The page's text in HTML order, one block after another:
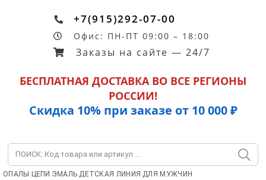
+7(915)292-07-00
Офис: ПН-ПТ 09:00 – 18:00
Заказы на сайте — 24/7
БЕСПЛАТНАЯ ДОСТАВКА ВО ВСЕ РЕГИОНЫ
РОССИИ!
Скидка 10% при заказе от 10 000 ₽
ОПАЛЫ | ЦЕПИ |ЭМАЛЬ|ДЕТСКАЯ ЛИНИЯ |ДЛЯ МУЖЧИН